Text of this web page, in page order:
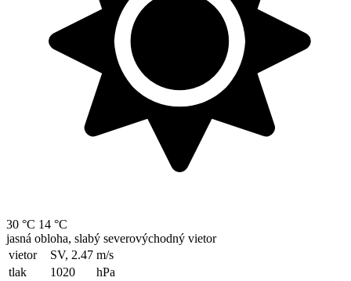
30 °C 14 °C
jasná obloha, slabý severovýchodný vietor
vietor
SV, 2.47 m/s
tlak
1020
hPa